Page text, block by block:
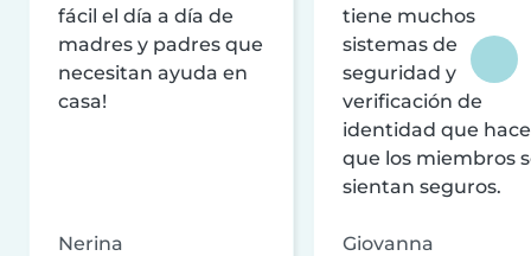
fácil el día a día de
madres y padres que
necesitan ayuda en
casa!
Nerina
tiene muchos
sistemas de
seguridad y
verificación de
identidad que
que los miembros
sientan seguros.
Giovanna